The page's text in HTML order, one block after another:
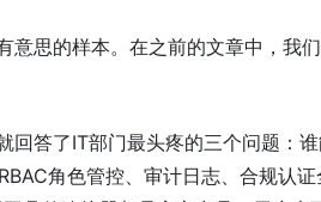
思的样本。在之前的文章中，我
答了IT部门最头疼的三个问题：
角色管控、审计日志、合规认证